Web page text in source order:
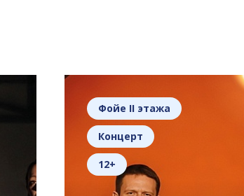
Фойе II этажа
Концерт
12+